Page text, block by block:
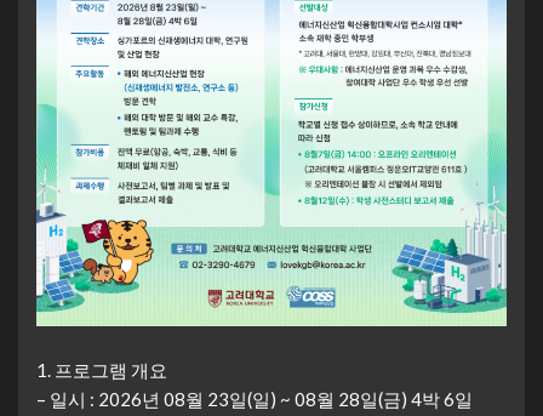
1. 프로그램 개요
– 일시 : 2026년 08월 23일(일) ~ 08월 28일(금) 4박 6일